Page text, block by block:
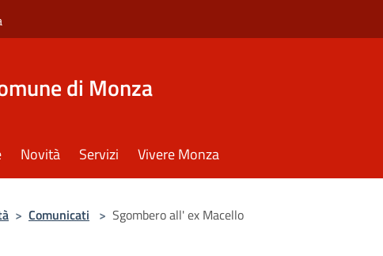
di Monza
Novità Servizi Vivere Monza
> Comunicati > Sgombero all' ex Macello